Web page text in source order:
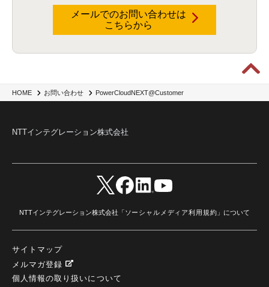
HOME お問い合わせ PowerCloudNEXT@Customer
メールでのお問い合わせは
こちらから
NTTインテグレーション株式会社
NTTインテグレーション株式会社「ソーシャルメディア利用規約 」について
サイトマップ
メルマガ登録
個人情報の取り扱いについて